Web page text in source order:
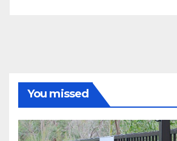
You missed